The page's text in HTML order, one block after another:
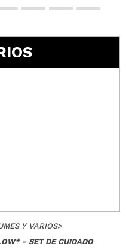
Y VARIOS>
- SET DE CUIDADO